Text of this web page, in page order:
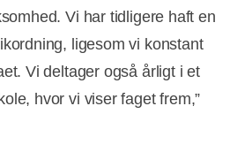
Annonce
Vi har tidligere haft en
ligesom vi konstant
Vi deltager også årligt i et
hvor vi viser faget frem,”